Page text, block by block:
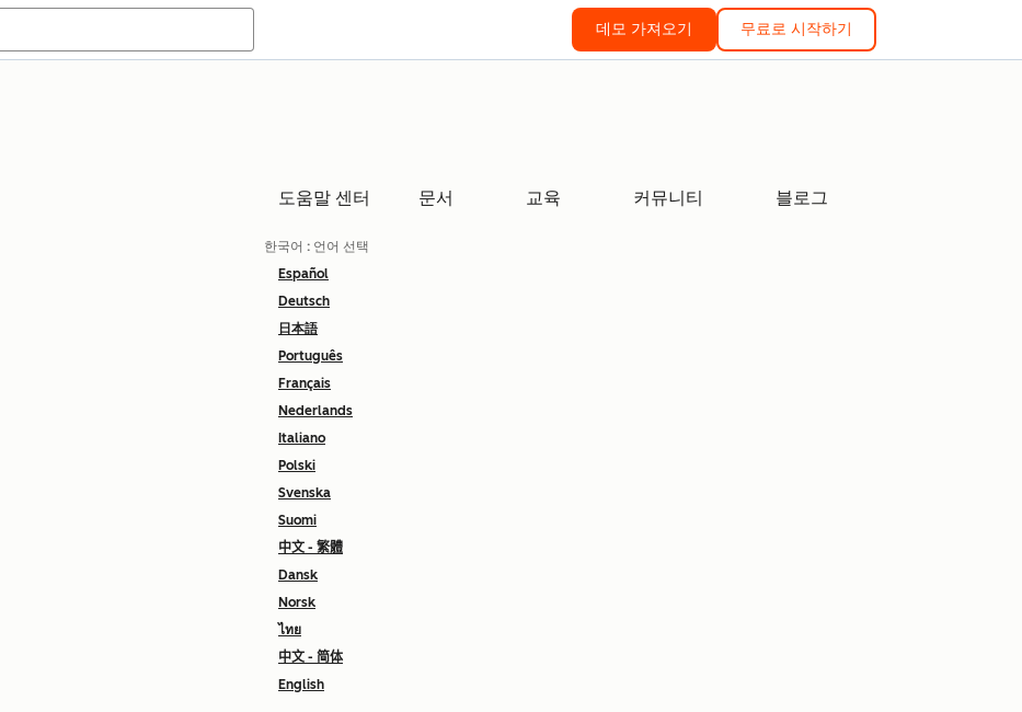
데모 가져오기 무료로 시작하기
도움말 센터 문서 교육 커뮤니티 블로그
한국어 : 언어 선택
Español
Deutsch
日本語
Português
Français
Nederlands
Italiano
Polski
Svenska
Suomi
中文 - 繁體
Dansk
Norsk
ไทย
中文 - 简体
English